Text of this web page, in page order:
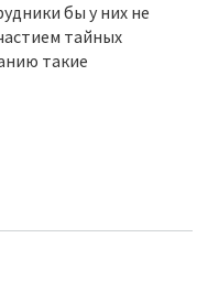
бы у них не
тайных
такие